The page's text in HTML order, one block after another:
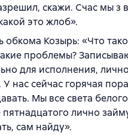
скажи. Счас мы з
это жлоб».
обкома Козырь: «Что
проблемы?
для исполнения,
У нас сейчас горячая
Мы все света
пятнадцатого лично
сам найду».